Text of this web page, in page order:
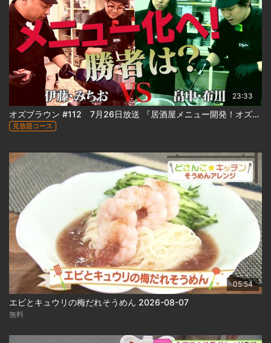
23:33
オズブラウン #112 7月26日放送 『居酒屋メニュー開発！オズブラアルティ飯（後編）』
見放題コース
05:54
エビとキュウリの梅だれそうめん 2026-08-07
無料